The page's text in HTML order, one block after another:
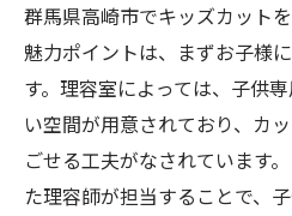
群馬県高崎市でキッズカット
魅力ポイントは、まずお子様
す。理容室によっては、子供
い空間が用意されており、カ
ごせる工夫がなされています
た理容師が担当することで、